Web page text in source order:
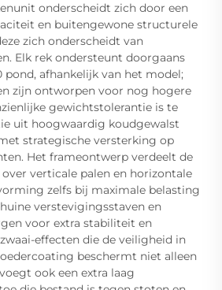
onderscheidt zich door een
en buitengewone structurele
zich onderscheidt van
Elk rek ondersteunt doorgaans
pond, afhankelijk van het model;
zijn ontworpen voor nog hogere
gewichtstolerantie is te
uit hoogwaardig koudgewalst
strategische versterking op
Het frameontwerp verdeelt de
verticale palen en horizontale
zelfs bij maximale belasting
verstevigingsstaven en
voor extra stabiliteit en
effecten die de veiligheid in
beschermt niet alleen
ook een extra laag